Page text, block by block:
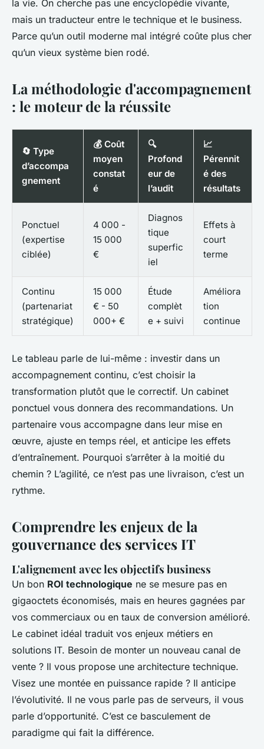
la vie. On cherche pas une encyclopédie vivante,
mais un traducteur entre le technique et le business.
Parce qu’un outil moderne mal intégré coûte plus cher
qu’un vieux système bien rodé.
La méthodologie d'accompagnement
: le moteur de la réussite
🔄 Type
d’accompa
gnement
💰 Coût
moyen
constat
é
🔍
Profond
eur de
l’audit
📈
Pérennit
é des
résultats
Ponctuel
(expertise
ciblée)
4 000 -
15 000
€
Diagnos
tique
superfic
iel
Effets à
court
terme
Continu
(partenariat
stratégique)
15 000
€ - 50
000+ €
Étude
complèt
e + suivi
Améliora
tion
continue
Le tableau parle de lui-même : investir dans un
accompagnement continu, c’est choisir la
transformation plutôt que le correctif. Un cabinet
ponctuel vous donnera des recommandations. Un
partenaire vous accompagne dans leur mise en
œuvre, ajuste en temps réel, et anticipe les effets
d’entraînement. Pourquoi s’arrêter à la moitié du
chemin ? L’agilité, ce n’est pas une livraison, c’est un
rythme.
Comprendre les enjeux de la
gouvernance des services IT
L'alignement avec les objectifs business
Un bon ROI technologique ne se mesure pas en
gigaoctets économisés, mais en heures gagnées par
vos commerciaux ou en taux de conversion amélioré.
Le cabinet idéal traduit vos enjeux métiers en
solutions IT. Besoin de monter un nouveau canal de
vente ? Il vous propose une architecture technique.
Visez une montée en puissance rapide ? Il anticipe
l’évolutivité. Il ne vous parle pas de serveurs, il vous
parle d’opportunité. C’est ce basculement de
paradigme qui fait la différence.